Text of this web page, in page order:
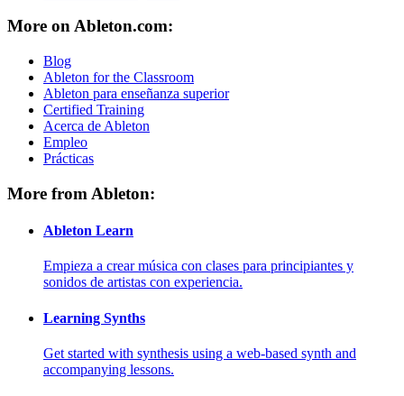
More on Ableton.com:
Blog
Ableton for the Classroom
Ableton para enseñanza superior
Certified Training
Acerca de Ableton
Empleo
Prácticas
More from Ableton:
Ableton Learn
Empieza a crear música con clases para principiantes y
sonidos de artistas con experiencia.
Learning Synths
Get started with synthesis using a web-based synth and
accompanying lessons.